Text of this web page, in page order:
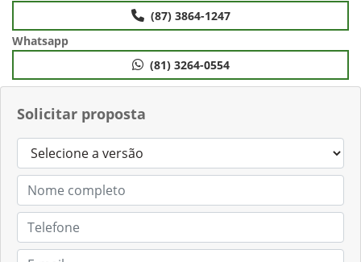
Solicitar proposta
(87) 3864-1247
Whatsapp
(81) 3264-0554